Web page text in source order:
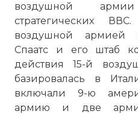
воздушной
стратегических
воздушной армией
Спаатс и его штаб
действия 15-й
базировалась в
включали 9-ю
армию и две